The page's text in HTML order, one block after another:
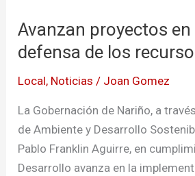
Avanzan proyectos en
defensa de los
Local, Noticias / Joan Gomez
La Gobernación de Nariño, a
de Ambiente y Desarrollo
Pablo Franklin Aguirre, en
Desarrollo avanza en la
en
Nariño
defensa
de
los
recursos
naturales